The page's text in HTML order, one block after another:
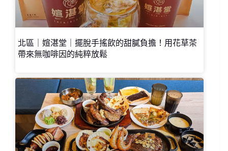
北區｜媗湛堂｜擺脫手搖飲的甜膩負擔！用花草茶
帶來無咖啡因的純粹放鬆